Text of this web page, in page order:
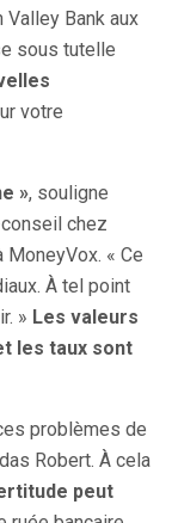
Bank aux
sous tutelle
votre
», souligne
chez
« Ce
À tel point
» Les valeurs
les taux sont
problèmes de
Robert. À cela
peut